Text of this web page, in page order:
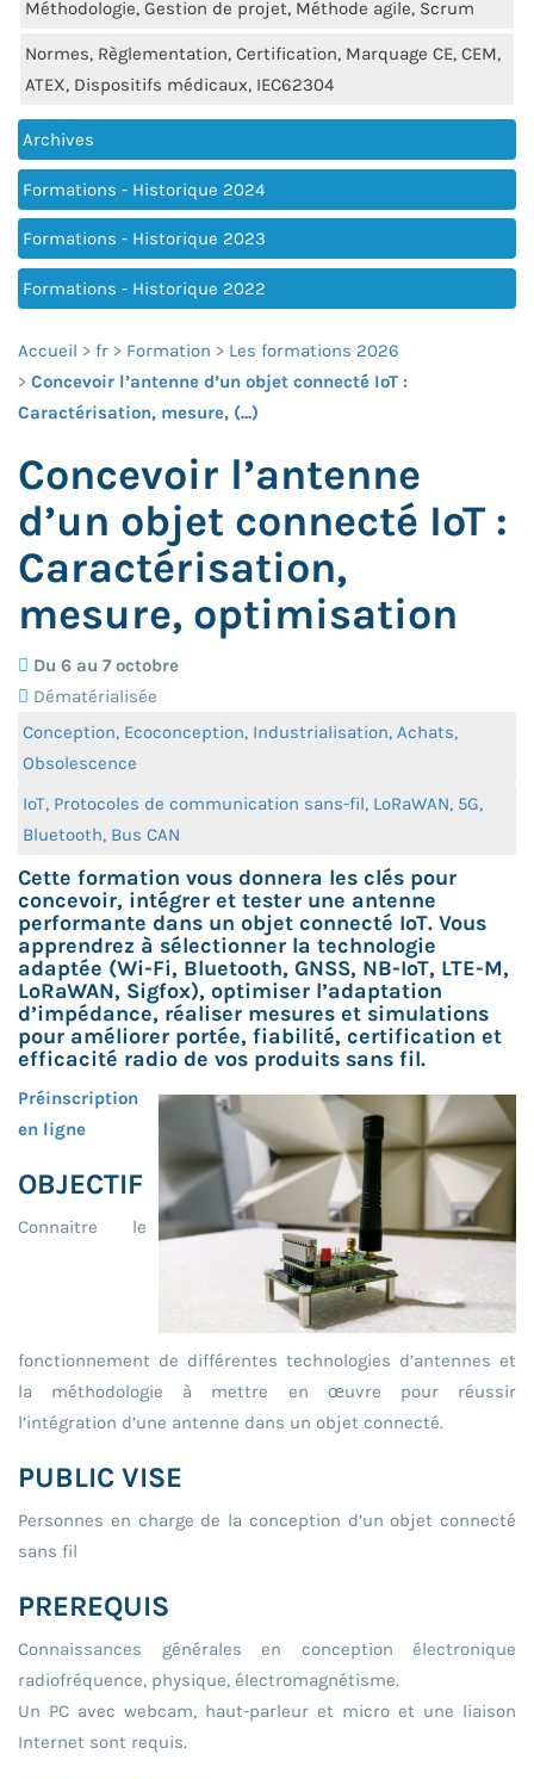
Méthodologie, Gestion de projet, Méthode agile, Scrum
Normes, Règlementation, Certification, Marquage CE, CEM,
ATEX, Dispositifs médicaux, IEC62304
Archives
Formations - Historique 2024
Formations - Historique 2023
Formations - Historique 2022
Accueil fr Formation
Les formations 2026
Concevoir l’antenne d’un objet connecté IoT :
Caractérisation, mesure, (...)
Concevoir l’antenne
d’un objet connecté IoT :
Caractérisation,
mesure, optimisation
Du 6 au 7 octobre
Dématérialisée
Conception, Ecoconception, Industrialisation, Achats,
Obsolescence
IoT, Protocoles de communication sans-fil, LoRaWAN, 5G,
Bluetooth, Bus CAN
Cette formation vous donnera les clés pour
concevoir, intégrer et tester une antenne
performante dans un objet connecté IoT. Vous
apprendrez à sélectionner la technologie
adaptée (Wi-Fi, Bluetooth, GNSS, NB-IoT, LTE-M,
LoRaWAN, Sigfox), optimiser l’adaptation
d’impédance, réaliser mesures et simulations
pour améliorer portée, fiabilité, certification et
efficacité radio de vos produits sans fil.
Préinscription
en ligne
OBJECTIF
Connaitre le
fonctionnement de différentes technologies d’antennes et
la méthodologie à mettre en œuvre pour réussir
l’intégration d’une antenne dans un objet connecté.
PUBLIC VISE
Personnes en charge de la conception d’un objet connecté
sans fil
PREREQUIS
Connaissances générales en conception électronique
radiofréquence, physique, électromagnétisme.
Un PC avec webcam, haut-parleur et micro et une liaison
Internet sont requis.